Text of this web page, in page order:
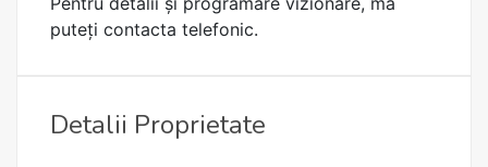
puteți contacta telefonic.
Detalii Proprietate